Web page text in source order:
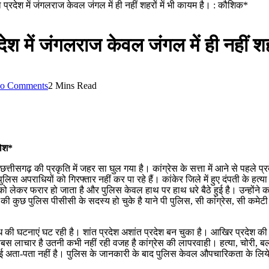
प्रदेश में जंगलराज केवल जंगल में ही नहीं शहरों में भी कायम है। : कौशिक*
में जंगलराज केवल जंगल में ही नहीं
Comments2 Mins Read
छत्तीसगढ़ की प्रकृति में जहर सा घुल गया है। कांग्रेस के सत्ता में आने से
अपराधियों को गिरफ्तार नहीं कर पा रहे हैं। कांकेर जिले में हुए दंपती के
लेकर फरार हो जाता है और पुलिस केवल हाथ पर हाथ धरे बैठे हुई है। उन्होंने
कुछ पुलिस पीसीसी के सदस्य हो चुके है याने पी पुलिस, सी कांग्रेस, सी
की घटनाएं घट रही है। शांत प्रदेश अशांत प्रदेश बन चुका है। आखिर प्रदेश
है उतनी कभी नहीं रही वजह है कांग्रेस की लापरवाही। हत्या, चोरी,
पता नहीं है। पुलिस के जानकारी के बाद पुलिस केवल औपचारिकता के लिये